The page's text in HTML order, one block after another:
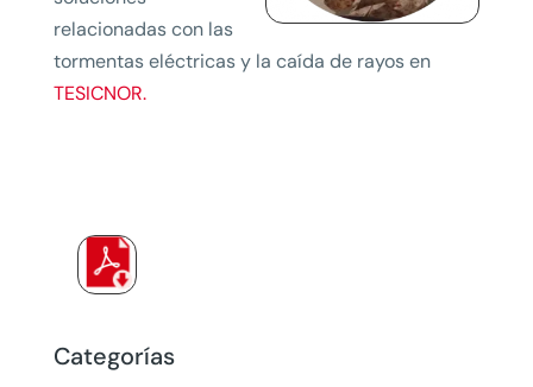
Categorías
relacionadas con las
tormentas eléctricas y la caída de rayos en
TESICNOR.